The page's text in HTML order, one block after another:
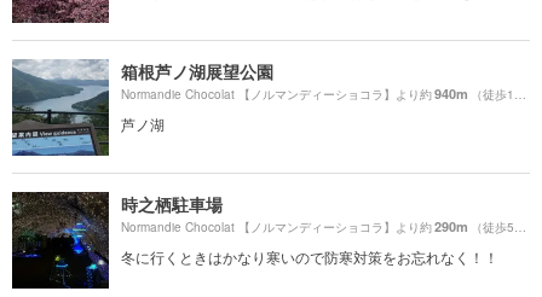
箱根芦ノ湖展望公園
Normandie Chocolat 【ノルマンディーショコラ】より約940m （徒歩16分）
芦ノ湖
時之栖駐車場
Normandie Chocolat 【ノルマンディーショコラ】より約290m （徒歩5分）
冬に行くときはかなり寒いので防寒対策をお忘れなく！！